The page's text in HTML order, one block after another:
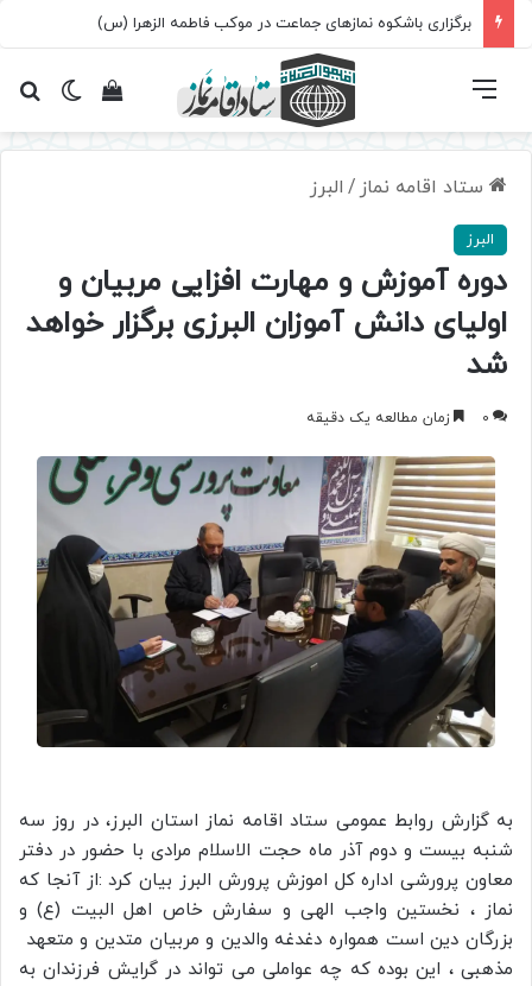
برگزاری باشکوه نمازهای جماعت در موکب فاطمه الزهرا (س)
تغییرمشاهده فهرست
ستاد اقامه نماز / البرز
البرز
دوره آموزش و مهارت افزایی مربیان و
اولیای دانش آموزان البرزی برگزار خواهد
شد
0 زمان مطالعه یک دقیقه
به گزارش روابط عمومی ستاد اقامه نماز استان البرز، در روز سه
شنبه بیست و دوم آذر ماه حجت الاسلام مرادی با حضور در دفتر
معاون پرورشی اداره کل اموزش پرورش البرز بیان کرد :از آنجا که
نماز ، نخستین واجب الهی و سفارش خاص اهل البیت (ع) و
بزرگان دین است همواره دغدغه والدین و مربیان متدین و متعهد
مذهبی ، این بوده که چه عواملی می تواند در گرایش فرزندان به